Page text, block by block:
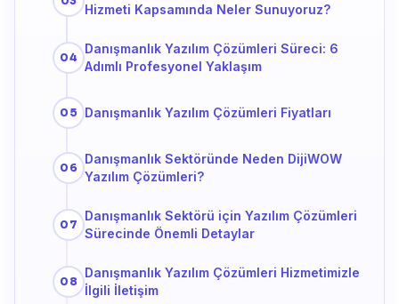
Hizmeti Kapsamında Neler Sunuyoruz?
Danışmanlık Yazılım Çözümleri Süreci: 6
Adımlı Profesyonel Yaklaşım
Danışmanlık Yazılım Çözümleri Fiyatları
Danışmanlık Sektöründe Neden DijiWOW
Yazılım Çözümleri?
Danışmanlık Sektörü için Yazılım Çözümleri
Sürecinde Önemli Detaylar
Danışmanlık Yazılım Çözümleri Hizmetimizle
İlgili İletişim